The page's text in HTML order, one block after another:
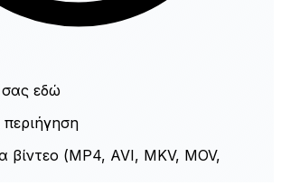
σας εδώ
περιήγηση
βίντεο (MP4, AVI, MKV, MOV,